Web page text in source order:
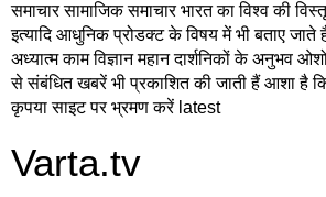
समाचार सामाजिक समाचार भारत का विश्व की
इत्यादि आधुनिक प्रोडक्ट के विषय में भी बताए जाते हैं
अध्यात्म काम विज्ञान महान दार्शनिकों के अनुभव
से संबंधित खबरें भी प्रकाशित की जाती हैं आशा है
कृपया साइट पर भ्रमण करें latest
Varta.tv